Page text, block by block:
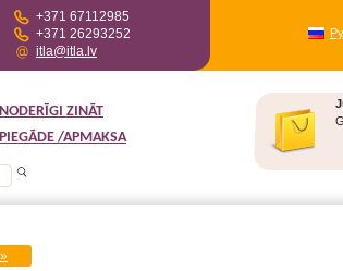
NODERĪGI ZINĀT
PIEGĀDE /APMAKSA
+371 67112985
+371 26293252
itla@itla.lv